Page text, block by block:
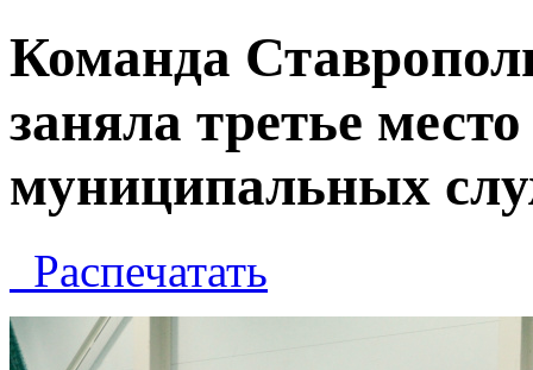
Команда
заняла третье
муниципальных
Распечатать